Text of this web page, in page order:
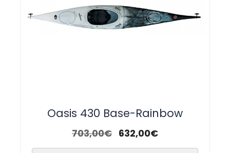
Oasis 430 Base-Rainbow
703,00€ 632,00€